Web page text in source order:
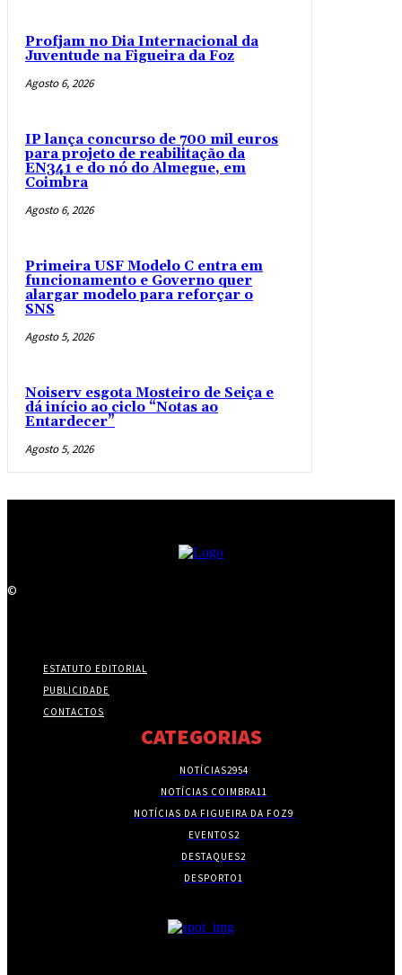
Profjam no Dia Internacional da
Juventude na Figueira da Foz
Agosto 6, 2026
IP lança concurso de 700 mil euros
para projeto de reabilitação da
EN341 e do nó do Almegue, em
Coimbra
Agosto 6, 2026
Primeira USF Modelo C entra em
funcionamento e Governo quer
alargar modelo para reforçar o
SNS
Agosto 5, 2026
Noiserv esgota Mosteiro de Seiça e
dá início ao ciclo “Notas ao
Entardecer”
Agosto 5, 2026
©
ESTATUTO EDITORIAL
PUBLICIDADE
CONTACTOS
CATEGORIAS
NOTÍCIAS2954
NOTÍCIAS COIMBRA11
NOTÍCIAS DA FIGUEIRA DA FOZ9
EVENTOS2
DESTAQUES2
DESPORTO1